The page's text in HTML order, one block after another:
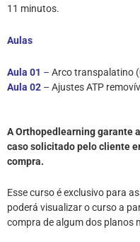
11 minutos.
Aulas
Aula 01 – Arco transpalatino
Aula 02 – Ajustes ATP
A Orthopedlearning garante
caso solicitado pelo cliente
compra.
Esse curso é exclusivo para
poderá visualizar o curso a
compra de algum dos planos